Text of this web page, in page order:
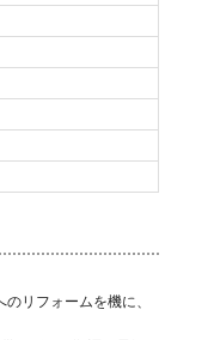
リフォームを機に、